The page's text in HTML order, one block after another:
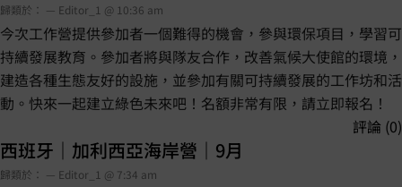
歸類於： — Editor_1 @ 10:36 am
今次工作營提供參加者一個難得的機會，參與環保項目，學習可
持續發展教育。參加者將與隊友合作，改善氣候大使館的環境，
建造各種生態友好的設施，並參加有關可持續發展的工作坊和活
動。快來一起建立綠色未來吧！名額非常有限，請立即報名！
評論 (0)
西班牙｜加利西亞海岸營｜9月
歸類於： — Editor_1 @ 7:34 am